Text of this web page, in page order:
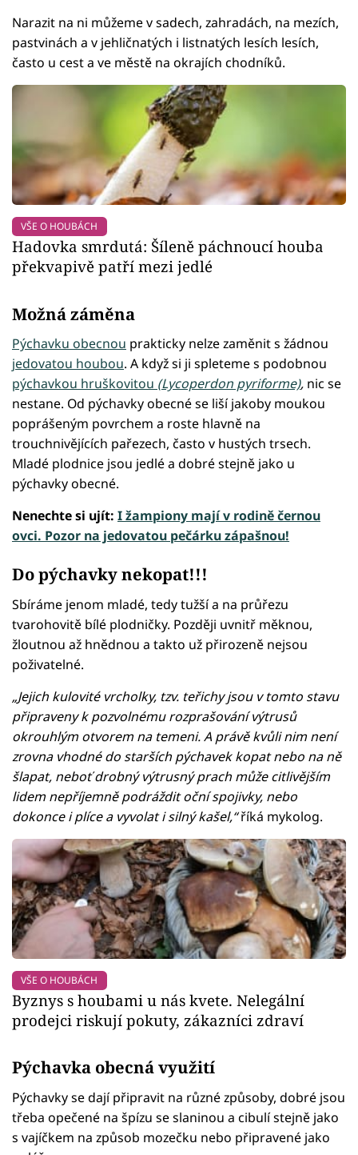
Narazit na ni můžeme v sadech, zahradách, na mezích,
pastvinách a v jehličnatých i listnatých lesích lesích,
často u cest a ve městě na okrajích chodníků.
VŠE O HOUBÁCH
Hadovka smrdutá: Šíleně páchnoucí houba
překvapivě patří mezi jedlé
Možná záměna
Pýchavku obecnou prakticky nelze zaměnit s žádnou
jedovatou houbou. A když si ji spleteme s podobnou
pýchavkou hruškovitou (Lycoperdon pyriforme), nic se
nestane. Od pýchavky obecné se liší jakoby moukou
poprášeným povrchem a roste hlavně na
trouchnivějících pařezech, často v hustých trsech.
Mladé plodnice jsou jedlé a dobré stejně jako u
pýchavky obecné.
Nenechte si ujít: I žampiony mají v rodině černou
ovci. Pozor na jedovatou pečárku zápašnou!
Do pýchavky nekopat!!!
Sbíráme jenom mladé, tedy tužší a na průřezu
tvarohovitě bílé plodničky. Později uvnitř měknou,
žloutnou až hnědnou a takto už přirozeně nejsou
poživatelné.
„Jejich kulovité vrcholky, tzv. teřichy jsou v tomto stavu
připraveny k pozvolnému rozprašování výtrusů
okrouhlým otvorem na temeni. A právě kvůli nim není
zrovna vhodné do starších pýchavek kopat nebo na ně
šlapat, neboť drobný výtrusný prach může citlivějším
lidem nepříjemně podráždit oční spojivky, nebo
dokonce i plíce a vyvolat i silný kašel,“říká mykolog.
VŠE O HOUBÁCH
Byznys s houbami u nás kvete. Nelegální
prodejci riskují pokuty, zákazníci zdraví
Pýchavka obecná využití
Pýchavky se dají připravit na různé způsoby, dobré jsou
třeba opečené na špízu se slaninou a cibulí stejně jako
s vajíčkem na způsob mozečku nebo připravené jako